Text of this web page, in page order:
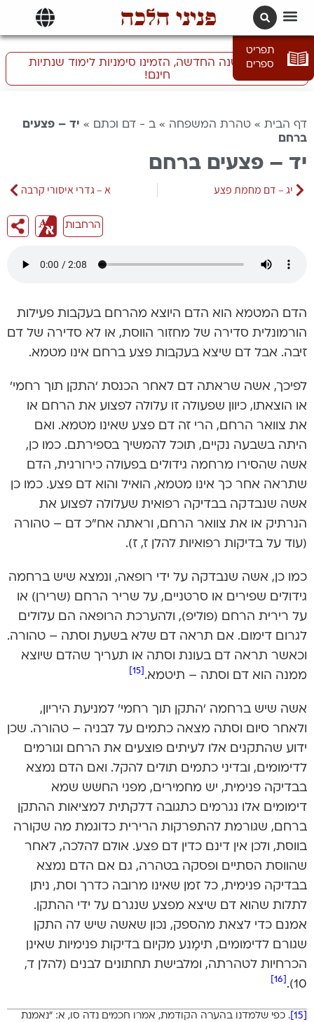
פניני הלכה
תפריט
ספרים
התכוננו לשנה החדשה, הזמינו סימניות לימוד שנתיות
חינם!
דף הבית » טהרת המשפחה » ב - דם וכתם » יד – פצעים
ברחם
יד – פצעים ברחם
יג – דם מחמת פצע א – גדרי איסורי קרבה
הרחבות
הדם המטמא הוא הדם היוצא מהרחם בעקבות פעילות
הורמונלית סדירה של מחזור הווסת, או לא סדירה של דם
זיבה. אבל דם שיצא בעקבות פצע ברחם אינו מטמא.
לפיכך, אשה שראתה דם לאחר הכנסת ‘התקן תוך רחמי’
או הוצאתו, כיוון שפעולה זו עלולה לפצוע את הרחם או
את צוואר הרחם, הרי זה דם פצע שאינו מטמא. ואם
היתה בשבעה נקיים, תוכל להמשיך בספירתם. כמו כן,
אשה שהסירו מרחמה גידולים בפעולה כירורגית, הדם
שתראה אחר כך אינו מטמא, הואיל והוא דם פצע. כמו כן
אשה שנבדקה בבדיקה רפואית שעלולה לפצוע את
הנרתיק או את צוואר הרחם, וראתה אח”כ דם – טהורה
(עוד על בדיקות רפואיות להלן ז, ז).
כמו כן, אשה שנבדקה על ידי רופאה, ונמצא שיש ברחמה
גידולים שפירים או סרטניים, על שריר הרחם (שרירן) או
על רירית הרחם (פוליפ), ולהערכת הרופאה הם עלולים
לגרום דימום. אם תראה דם שלא בשעת וסתה – טהורה.
וכאשר תראה דם בעונת וסתה או תעריך שהדם שיוצא
ממנה הוא דם וסתה – תיטמא.
אשה שיש ברחמה ‘התקן תוך רחמי’ למניעת היריון,
ולאחר סיום וסתה מצאה כתמים על לבניה – טהורה. שכן
ידוע שהתקנים אלו לעיתים פוצעים את הרחם וגורמים
לדימומים, ובדיני כתמים תולים להקל. ואם הדם נמצא
בבדיקה פנימית, יש מחמירים, מפני החשש שמא
דימומים אלו נגרמים כתגובה דלקתית למציאות ההתקן
ברחם, שגורמת להתפרקות הרירית כדוגמת מה שקורה
בווסת, ולכן אין דינם כדין דם פצע. אולם להלכה, לאחר
שהווסת הסתיים ופסקה בטהרה, גם אם הדם נמצא
בבדיקה פנימית, כל זמן שאינו מרובה כדרך וסת, ניתן
לתלות שהוא דם שיצא מפצע שנגרם על ידי ההתקן.
אמנם כדי לצאת מהספק, נכון שאשה שיש לה התקן
שגורם לדימומים, תימָנע מקיום בדיקות פנימיות שאינן
הכרחיות לטהרתה, ומלבישת תחתונים לבנים (להלן ד,
10).
. כפי שלמדנו בהערה הקודמת, אמרו חכמים נדה סו, א: “נאמנת